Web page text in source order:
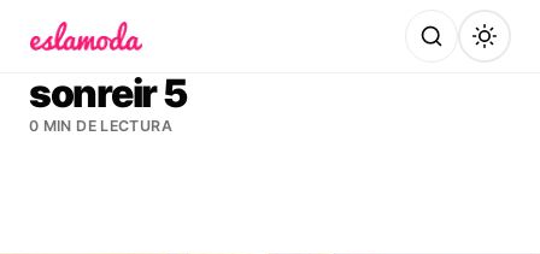
sonreir 5
0 MIN DE LECTURA